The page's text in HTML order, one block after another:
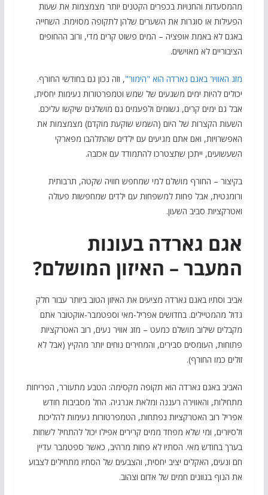
מהמסעדות והחנויות בכפרים הקטנים יותר מצמצמות את שעות
הפעילות או סוגרות את השערים שלהן לתקופה מסוימת. השחייה
באגם לא באמת אופציה – המים פשוט קרים מדי, ורוב ההחופים
הציבוריים לא מאוישים.
מזג האוויר באגם גארדה הוא "הימור", וזה נכון גם בחודשי החורף.
יכולים להיות ימים משגעים של שמש וטמפרטורות נעימות יחסית,
אבל גם ימים קרים, גשומים ולפעמים גם מושלגים שיקשו עליכם.
השעות הקצרות של היום (השמש שוקעת מוקדם) מצמצמות את
האפשרויות, ואם אתם מגיעים עם ילדים שהתלהבו מפארקי
השעשועים, ייתכן שתצטרכו להתמודד עם אכזבה.
בקיצור – החורף מושלם למי שמחפש חוויה שקטה, תרבותית
ורומנטית, אבל פחות למשפחות עם ילדים שמחפשות פעולה
ואטרקציות סביב השעון.
אגם גארדה בעונות
המעבר – האיזון המושלם?
אביב וסתיו באגם גארדה מציעים את האיזון הטוב ביותר עבור חלק
גדול מהמטיילים. בחדושים אפריל-מאי וספטמבר-אוקטובר אתם
מקבלים שילוב מושלם כמעט – מזג אוויר נעים, רוב האטרקציות
פתוחות, העומסים סבירים, והמחירים נוחים יותר מהקיץ (אבל לא
זולים כמו החורף).
האביב באגם גארדה הוא תקופה מקסימה: הטבע מתעורר, הפריחות
מתחילות, והאווירה רעננה ומלאת אנרגיה. החל מסביבות חודש
אפריל רוב האטרקציות נפתחות, הטמפרטורות נעימות להליכות
ולסיורים, ומי שלא מפחד ממים קרירים אפילו יכול להתחיל לשחות
בערך בחודש מאי. הסתיו לא פחות מרהיב, כאשר ספטמבר עדיין
חם ונעים, האקלים יציב יחסית, והצבעים של הסתיו מתחילים לצבוע
את הנוף בגוונים חמים של אדום וצהוב.